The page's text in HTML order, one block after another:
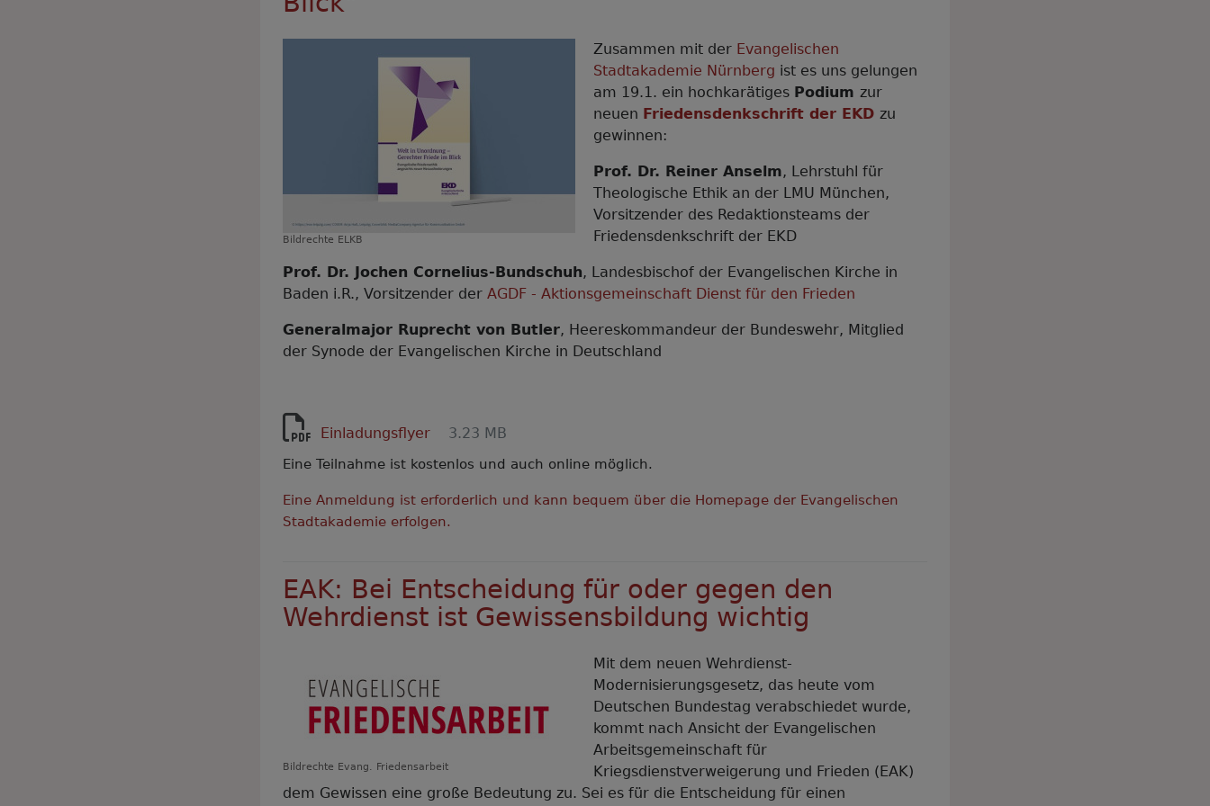
Bildrechte ELKB
Zusammen mit der Evangelischen
Stadtakademie Nürnberg ist es uns gelungen
am 19.1. ein hochkarätiges Podiumzur
neuen Friedensdenkschrift der EKDzu
gewinnen:
Prof. Dr. Reiner Anselm, Lehrstuhl für
Theologische Ethik an der LMU München,
Vorsitzender des Redaktionsteams der
Friedensdenkschrift der EKD
Prof. Dr. Jochen Cornelius-Bundschuh, Landesbischof der Evangelischen Kirche in
Baden i.R., Vorsitzender derAGDF - Aktionsgemeinschaft Dienst für den Frieden
Generalmajor Ruprecht von Butler, Heereskommandeur der Bundeswehr, Mitglied
der Synode der Evangelischen Kirche in Deutschland
Einladungsflyer 3.23 MB
Eine Teilnahme ist kostenlos und auch online möglich.
Eine Anmeldung ist erforderlich und kann bequem über die Homepage der Evangelischen
Stadtakademie erfolgen.
EAK: Bei Entscheidung für oder gegen den
Wehrdienst ist Gewissensbildung wichtig
Bildrechte Evang. Friedensarbeit
Mit dem neuen Wehrdienst-
Modernisierungsgesetz, das heute vom
Deutschen Bundestag verabschiedet wurde,
kommt nach Ansicht der Evangelischen
Arbeitsgemeinschaft für
Kriegsdienstverweigerung und Frieden (EAK)
dem Gewissen eine große Bedeutung zu. Sei es für die Entscheidung für einen